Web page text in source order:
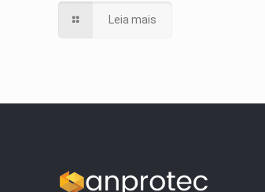
Leia mais